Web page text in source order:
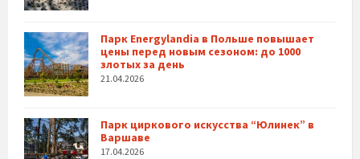
Парк Energylandia в Польше повышает
цены перед новым сезоном: до 1000
злотых за день
21.04.2026
Парк циркового искусства “Юлинек” в
Варшаве
17.04.2026